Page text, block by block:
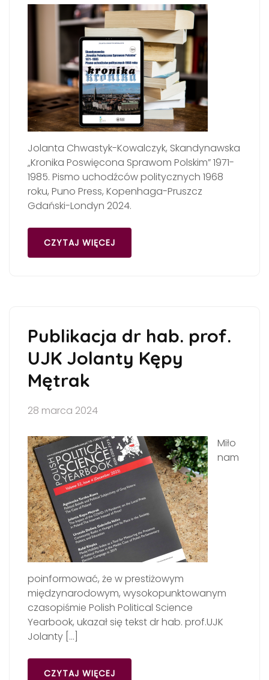
Jolanta Chwastyk-Kowalczyk, Skandynawska
„Kronika Poswięcona Sprawom Polskim” 1971-
1985. Pismo uchodźców politycznych 1968
roku, Puno Press, Kopenhaga-Pruszcz
Gdański-Londyn 2024.
CZYTAJ WIĘCEJ
Publikacja dr hab. prof.
UJK Jolanty Kępy
Mętrak
28 marca 2024
Miło
nam
poinformować, że w prestiżowym
międzynarodowym, wysokopunktowanym
czasopiśmie Polish Political Science
Yearbook, ukazał się tekst dr hab. prof.UJK
Jolanty […]
CZYTAJ WIĘCEJ